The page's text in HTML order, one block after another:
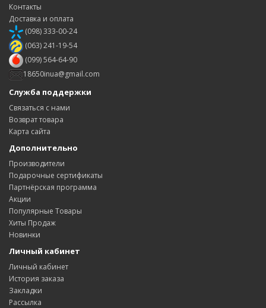
Контакты
Доставка и оплата
(098) 333-00-24
(063) 241-19-54
(099) 564-64-90
18650inua@gmail.com
Служба поддержки
Связаться с нами
Возврат товара
Карта сайта
Дополнительно
Производители
Подарочные сертификаты
Партнёрская программа
Акции
Популярные Товары
Хиты Продаж
Новинки
Личный кабинет
Личный кабинет
История заказа
Закладки
Рассылка